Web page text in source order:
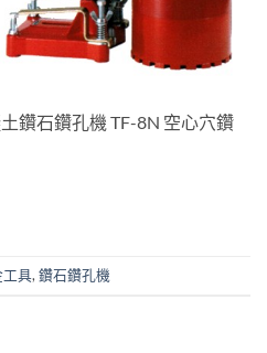
鑽石鑽孔機 TF-8N 空心穴鑽
工具, 鑽石鑽孔機